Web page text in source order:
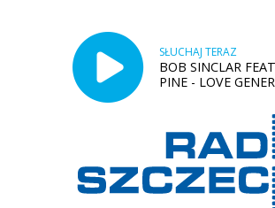
SŁUCHAJ TERAZ
BOB SINCLAR
PINE - LOVE